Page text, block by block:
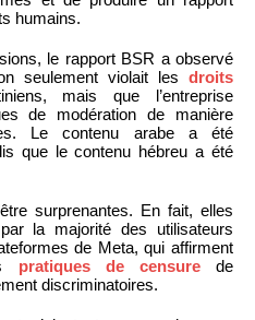
humains.
le rapport BSR a observé
seulement violait les droits
mais que l’entreprise
de modération de manière
Le contenu arabe a été
que le contenu hébreu a été
surprenantes. En fait, elles
la majorité des utilisateurs
de Meta, qui affirment
pratiques de censurede
discriminatoires.